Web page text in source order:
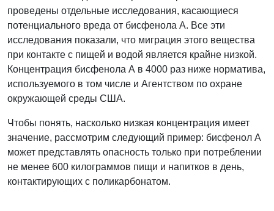
проведены отдельные исследования, касающиеся
потенциального вреда от бисфенола А. Все эти
исследования показали, что миграция этого вещества
при контакте с пищей и водой является крайне низкой.
Концентрация бисфенола А в 4000 раз ниже норматива,
используемого в том числе и Агентством по охране
окружающей среды США.
Чтобы понять, насколько низкая концентрация имеет
значение, рассмотрим следующий пример: бисфенол А
может представлять опасность только при потреблении
не менее 600 килограммов пищи и напитков в день,
контактирующих с поликарбонатом.